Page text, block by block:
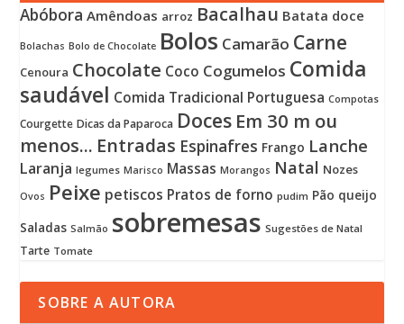
Abóbora Amêndoas arroz Bacalhau Batata doce
Bolachas Bolo de Chocolate Bolos Camarão Carne
Cenoura Chocolate Coco Cogumelos Comida
saudável Comida Tradicional Portuguesa Compotas
Courgette Dicas da Paparoca Doces Em 30 m ou
menos... Entradas Espinafres Frango Lanche
Laranja legumes Marisco Massas Morangos Natal Nozes
Ovos Peixe petiscos Pratos de forno pudim Pão queijo
Saladas Salmão sobremesas Sugestões de Natal
Tarte Tomate
SOBRE A AUTORA